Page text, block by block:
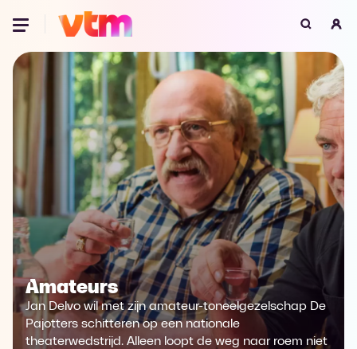
Voor je onze programma's gaat ontdekken,
best je browser updaten of hieronder één
van de ondersteunde browsers
downloaden.
Google Chrome Download
Firefox Download
Safari Download
Microsoft Edge Download
Opera Download
Amateurs
Jan Delvo wil met zijn amateur-toneelgezelschap De
Pajotters schitteren op een nationale
theaterwedstrijd. Alleen loopt de weg naar roem niet